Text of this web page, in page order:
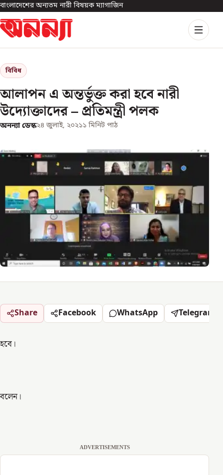
বাংলাদেশের অন্যতম নারী বিষয়ক ম্যাগাজিন
বিবিধ
আলাপন এ অন্তর্ভুক্ত করা হবে নারী
উদ্যোক্তাদের – প্রতিমন্ত্রী পলক
অনন্যা ডেস্ক২৪ জুলাই, ২০২১১ মিনিট পাঠ
Share Facebook WhatsApp Telegram
হবে।
বলেন।
ADVERTISEMENTS